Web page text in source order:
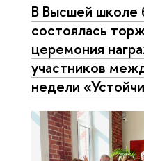
В Высшей школе
состоялась
церемония
участников
недели